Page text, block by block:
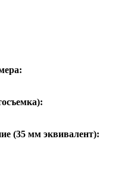
(35 мм эквивалент):